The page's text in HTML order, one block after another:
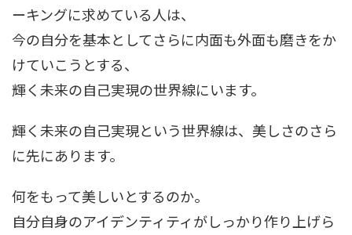
ーキングに求めている人は、
今の自分を基本としてさらに内面も外面も磨きをか
けていこうとする、
輝く未来の自己実現の世界線にいます。
輝く未来の自己実現という世界線は、美しさのさら
に先にあります。
何をもって美しいとするのか。
自分自身のアイデンティティがしっかり作り上げら